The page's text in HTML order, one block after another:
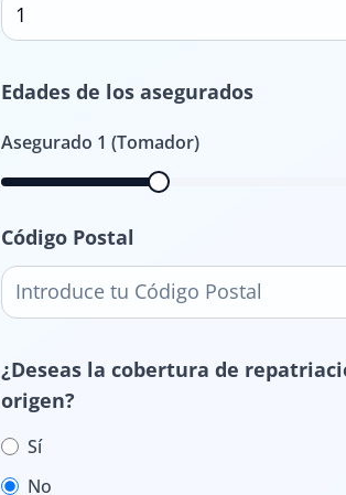
1
Edades de los asegurados
Asegurado 1 (Tomador)
Código Postal
¿Deseas la cobertura de
origen?
Sí
No